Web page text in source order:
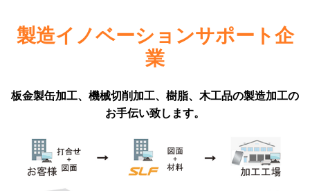
製造イノベーションサポート企
業
板金製缶加工、機械切削加工、樹脂、木工品の製造加工の
お手伝い致します。